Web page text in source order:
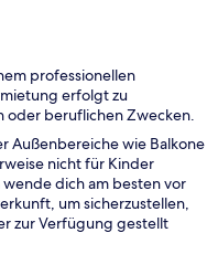
professionellen
erfolgt zu
oder beruflichen Zwecken.
Außenbereiche wie Balkone
nicht für Kinder
dich am besten vor
um sicherzustellen,
zur Verfügung gestellt